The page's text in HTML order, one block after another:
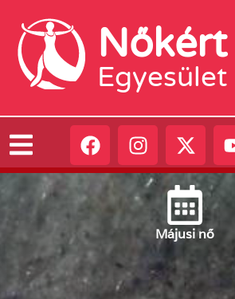
Nőkért
Egyesület
Májusi nő